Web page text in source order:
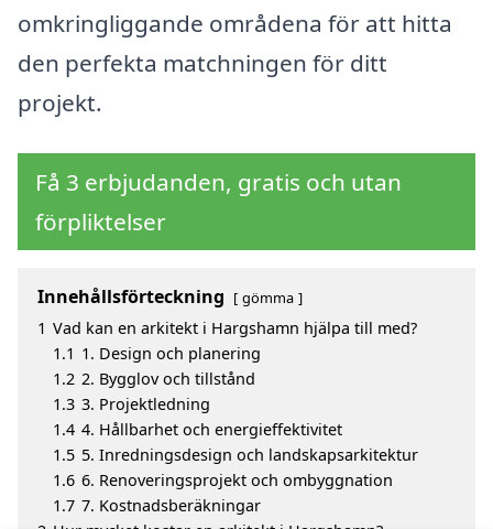
omkringliggande områdena för att hitta
den perfekta matchningen för ditt
projekt.
Få 3 erbjudanden, gratis och utan
förpliktelser
Innehållsförteckning gömma
1 Vad kan en arkitekt i Hargshamn hjälpa till med?
1.1 1. Design och planering
1.2 2. Bygglov och tillstånd
1.3 3. Projektledning
1.4 4. Hållbarhet och energieffektivitet
1.5 5. Inredningsdesign och landskapsarkitektur
1.6 6. Renoveringsprojekt och ombyggnation
1.7 7. Kostnadsberäkningar